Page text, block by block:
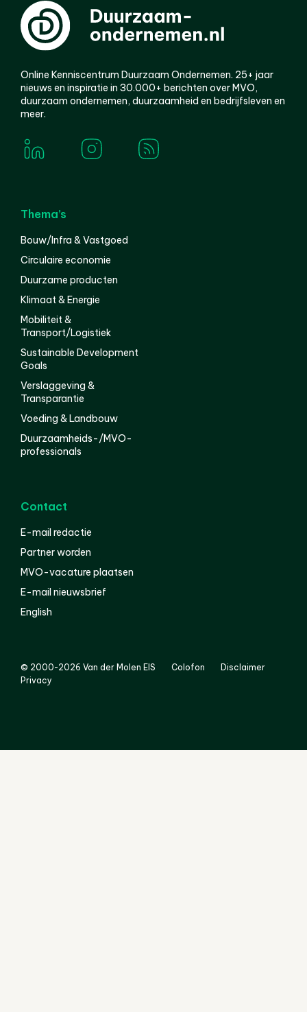
Online Kenniscentrum Duurzaam Ondernemen. 25+ jaar
nieuws en inspiratie in 30.000+ berichten over MVO,
duurzaam ondernemen, duurzaamheid en bedrijfsleven en
meer.
Thema’s
Bouw/Infra & Vastgoed
Circulaire economie
Duurzame producten
Klimaat & Energie
Mobiliteit &
Transport/Logistiek
Sustainable Development
Goals
Verslaggeving &
Transparantie
Voeding & Landbouw
Duurzaamheids-/MVO-
professionals
Contact
E-mail redactie
Partner worden
MVO-vacature plaatsen
E-mail nieuwsbrief
English
© 2000-2026 Van der Molen EIS Colofon
Disclaimer
Privacy